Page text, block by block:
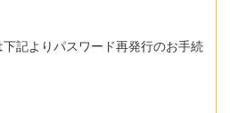
記よりパスワード再発行のお手続